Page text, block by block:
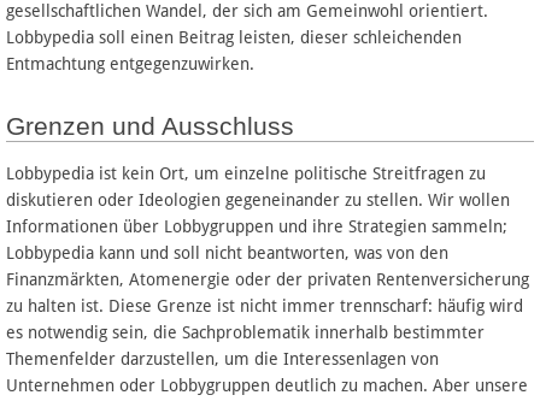
gesellschaftlichen Wandel, der sich am Gemeinwohl orientiert.
Lobbypedia soll einen Beitrag leisten, dieser schleichenden
Entmachtung entgegenzuwirken.
Grenzen und Ausschluss
Lobbypedia ist kein Ort, um einzelne politische Streitfragen zu
diskutieren oder Ideologien gegeneinander zu stellen. Wir wollen
Informationen über Lobbygruppen und ihre Strategien sammeln;
Lobbypedia kann und soll nicht beantworten, was von den
Finanzmärkten, Atomenergie oder der privaten Rentenversicherung
zu halten ist. Diese Grenze ist nicht immer trennscharf: häufig wird
es notwendig sein, die Sachproblematik innerhalb bestimmter
Themenfelder darzustellen, um die Interessenlagen von
Unternehmen oder Lobbygruppen deutlich zu machen. Aber unsere